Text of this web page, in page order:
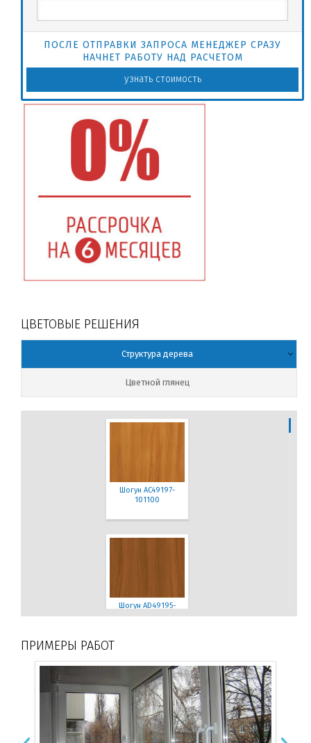
ПОСЛЕ ОТПРАВКИ ЗАПРОСА МЕНЕДЖЕР СРАЗУ
НАЧНЕТ РАБОТУ НАД РАСЧЕТОМ
ЦВЕТОВЫЕ РЕШЕНИЯ
Структура дерева
Цветной глянец
Шогун AC49197-
101100
Шогун AD49195-
101100
Сьера 2167001-
116700
ПРИМЕРЫ РАБОТ